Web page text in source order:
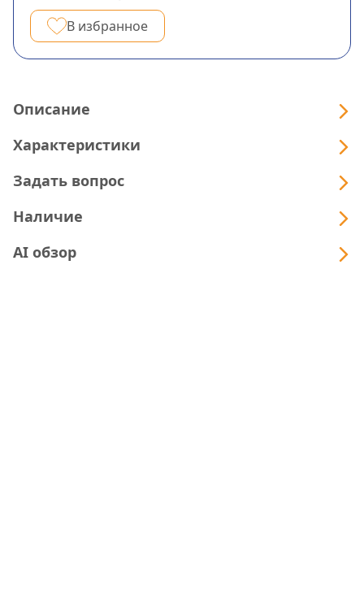
В избранное
Описание
Характеристики
Задать вопрос
Наличие
AI обзор